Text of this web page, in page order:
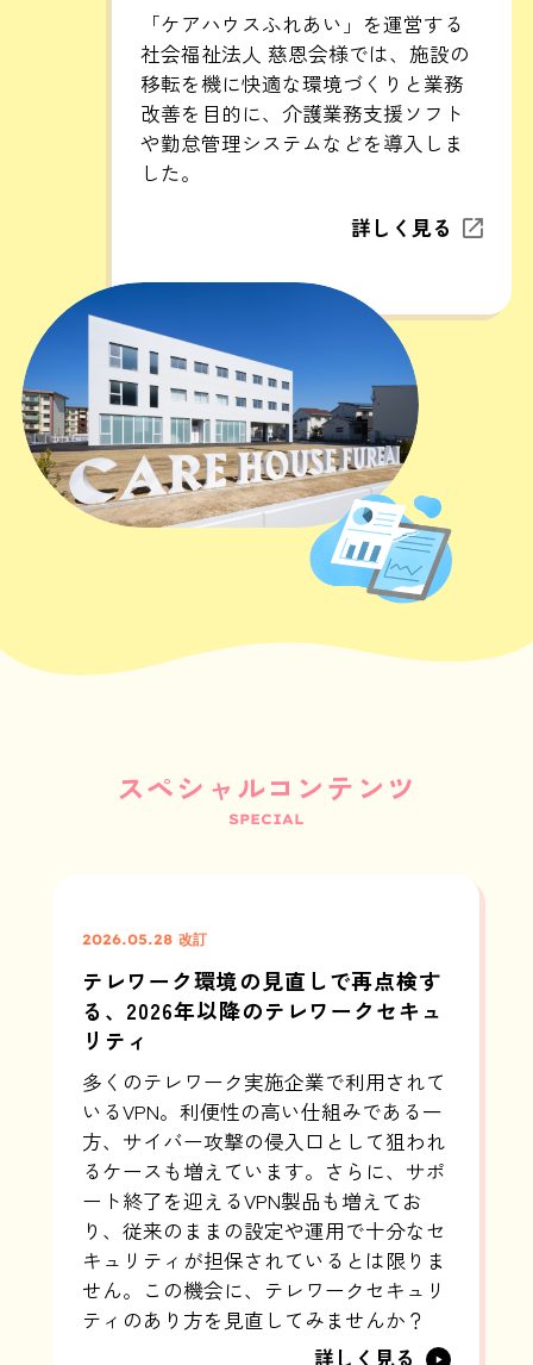
「ケアハウスふれあい」を運営する
社会福祉法人 慈恩会様では、施設の
移転を機に快適な環境づくりと業務
改善を目的に、介護業務支援ソフト
や勤怠管理システムなどを導入しま
した。
詳しく見る
スペシャルコンテンツ
SPECIAL
2026.05.28 改訂
テレワーク環境の見直しで再点検す
る、2026年以降のテレワークセキュ
リティ
多くのテレワーク実施企業で利用されて
いるVPN。利便性の高い仕組みである一
方、サイバー攻撃の侵入口として狙われ
るケースも増えています。さらに、サポ
ート終了を迎えるVPN製品も増えてお
り、従来のままの設定や運用で十分なセ
キュリティが担保されているとは限りま
せん。この機会に、テレワークセキュリ
ティのあり方を見直してみませんか？
詳しく見る